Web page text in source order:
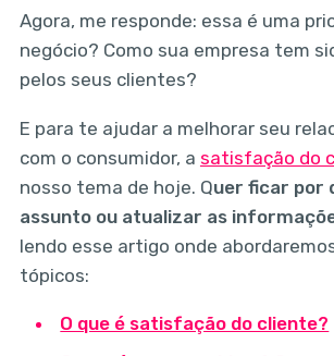
Agora, me responde: essa é uma
negócio? Como sua empresa tem
pelos seus clientes?‌‌
E para te ajudar a melhorar seu
com o consumidor, a satisfação do
nosso tema de hoje. Quer ficar por
assunto ou atualizar as
lendo esse artigo onde
tópicos:‌‌
O que é satisfação do cliente?